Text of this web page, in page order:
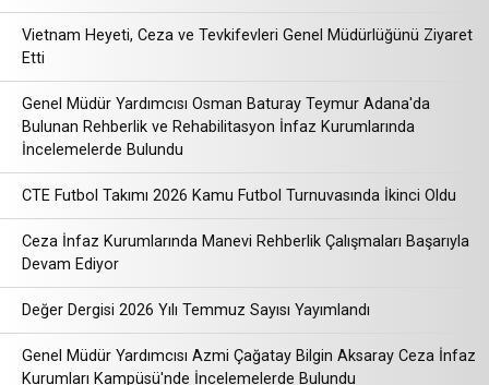
Vietnam Heyeti, Ceza ve Tevkifevleri Genel Müdürlüğünü Ziyaret
Etti
Genel Müdür Yardımcısı Osman Baturay Teymur Adana'da
Bulunan Rehberlik ve Rehabilitasyon İnfaz Kurumlarında
İncelemelerde Bulundu
CTE Futbol Takımı 2026 Kamu Futbol Turnuvasında İkinci Oldu
Ceza İnfaz Kurumlarında Manevi Rehberlik Çalışmaları Başarıyla
Devam Ediyor
Değer Dergisi 2026 Yılı Temmuz Sayısı Yayımlandı
Genel Müdür Yardımcısı Azmi Çağatay Bilgin Aksaray Ceza İnfaz
Kurumları Kampüsü'nde İncelemelerde Bulundu